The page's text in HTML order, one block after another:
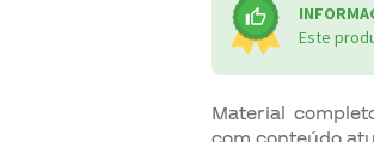
Este
Material